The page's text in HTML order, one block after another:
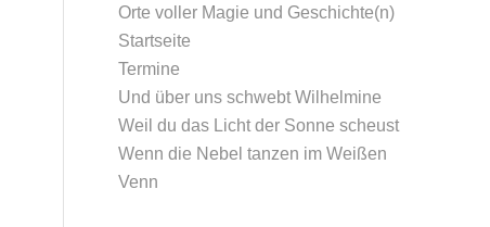
Orte voller Magie und Geschichte(n)
Startseite
Termine
Und über uns schwebt Wilhelmine
Weil du das Licht der Sonne scheust
Wenn die Nebel tanzen im Weißen
Venn